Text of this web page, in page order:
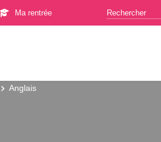
Ma rentrée
Anglais